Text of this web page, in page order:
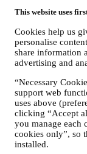
This website uses
Cookies help us
personalise
share information
advertising and
“Necessary
support web
uses above
clicking “Accept
you manage each
cookies only”, so
installed.
om uw
dienst kunnen zijn
Volledige
Le Creuset verbindt
te beschermen en
persoonsgegevens
met de EU-
van de EU
2016/679) en de
toepassing is in uw
1. WANNEER EN